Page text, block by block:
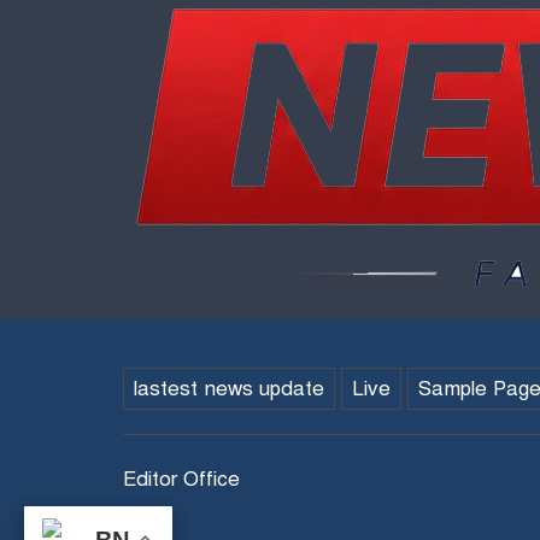
lastest news update Live Sample Page
Editor Office